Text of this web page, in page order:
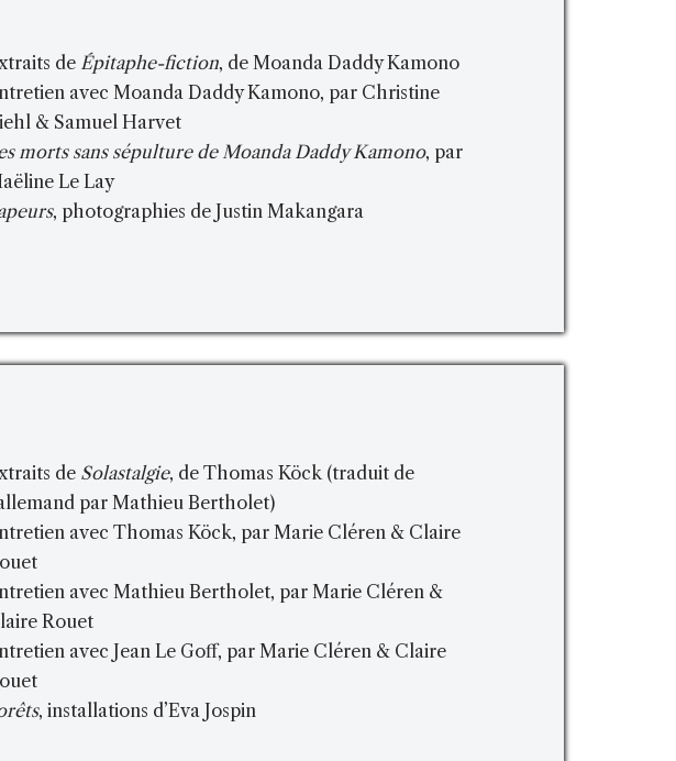
de Épitaphe-fiction, de Moanda Daddy Kamono
avec Moanda Daddy Kamono, par Christine
& Samuel Harvet
morts sans sépulture de Moanda Daddy Kamono, par
Le Lay
, photographies de Justin Makangara
de Solastalgie, de Thomas Köck (traduit de
par Mathieu Bertholet)
avec Thomas Köck, par Marie Cléren & Claire
avec Mathieu Bertholet, par Marie Cléren &
Rouet
avec Jean Le Goff, par Marie Cléren & Claire
, installations d’Eva Jospin